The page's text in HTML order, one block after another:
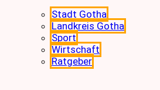
Stadt Gotha
Landkreis Gotha
Sport
Wirtschaft
Ratgeber